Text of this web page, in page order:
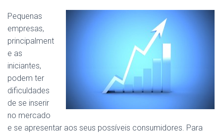
Pequenas
empresas,
principalment
e as
iniciantes,
podem ter
dificuldades
de se inserir
no mercado
e se apresentar aos seus possíveis consumidores. Para